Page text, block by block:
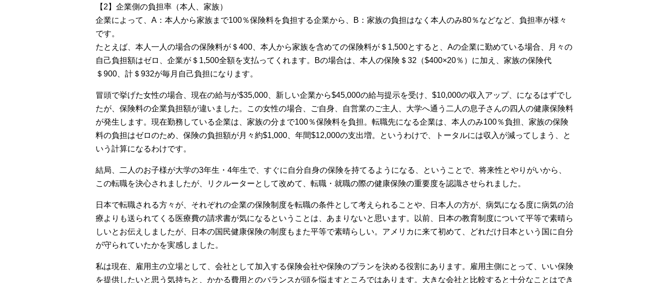
【2】企業側の負担率（本人、家族）
企業によって、A：本人から家族まで100％保険料を負担する企業から、B：家族の負担はなく本人のみ80％などなど、負担率が様々
です。
たとえば、本人一人の場合の保険料が＄400、本人から家族を含めての保険料が＄1,500とすると、Aの企業に勤めている場合、月々の
自己負担額はゼロ、企業が＄1,500全額を支払ってくれます。Bの場合は、本人の保険＄32（$400×20％）に加え、家族の保険代
＄900、計＄932が毎月自己負担になります。
冒頭で挙げた女性の場合、現在の給与が$35,000、新しい企業から$45,000の給与提示を受け、$10,000の収入アップ、になるはずでし
たが、保険料の企業負担額が違いました。この女性の場合、ご自身、自営業のご主人、大学へ通う二人の息子さんの四人の健康保険料
が発生します。現在勤務している企業は、家族の分まで100％保険料を負担。転職先になる企業は、本人のみ100％負担、家族の保険
料の負担はゼロのため、保険の負担額が月々約$1,000、年間$12,000の支出増。というわけで、トータルには収入が減ってしまう、と
いう計算になるわけです。
結局、二人のお子様が大学の3年生・4年生で、すぐに自分自身の保険を持てるようになる、ということで、将来性とやりがいから、
この転職を決心されましたが、リクルーターとして改めて、転職・就職の際の健康保険の重要度を認識させられました。
日本で転職される方々が、それぞれの企業の保険制度を転職の条件として考えられることや、日本人の方が、病気になる度に病気の治
療よりも送られてくる医療費の請求書が気になるということは、あまりないと思います。以前、日本の教育制度について平等で素晴ら
しいとお伝えしましたが、日本の国民健康保険の制度もまた平等で素晴らしい。アメリカに来て初めて、どれだけ日本という国に自分
が守られていたかを実感しました。
私は現在、雇用主の立場として、会社として加入する保険会社や保険のプランを決める役割にあります。雇用主側にとって、いい保険
を提供したいと思う気持ちと、かかる費用とのバランスが頭を悩ますところではあります。大きな会社と比較すると十分なことはでき